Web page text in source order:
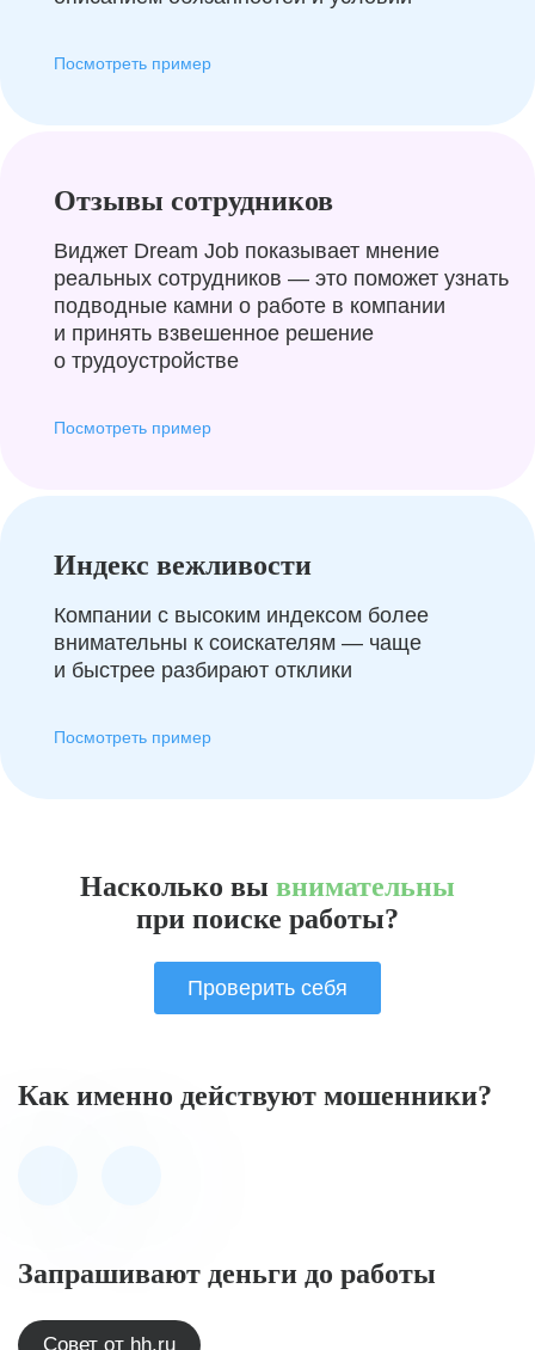
Посмотреть пример
Отзывы сотрудников
Виджет Dream Job показывает мнение
реальных сотрудников — это поможет узнать
подводные камни о работе в компании
и принять взвешенное решение
о трудоустройстве
Посмотреть пример
Индекс вежливости
Компании с высоким индексом более
внимательны к соискателям — чаще
и быстрее разбирают отклики
Посмотреть пример
Насколько вы внимательны
при поиске работы?
Проверить себя
Как именно действуют мошенники?
Запрашивают деньги до работы
Совет от hh.ru